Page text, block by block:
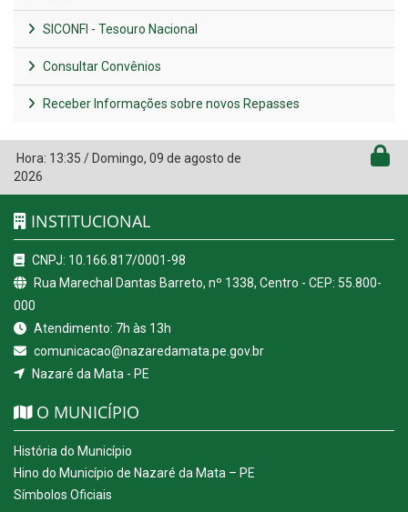
SICONFI - Tesouro Nacional
Consultar Convênios
Receber Informações sobre novos Repasses
Hora: 13:35 / Domingo, 09 de agosto de
2026
INSTITUCIONAL
CNPJ: 10.166.817/0001-98
Rua Marechal Dantas Barreto, nº 1338, Centro - CEP: 55.800-
000
Atendimento: 7h às 13h
comunicacao@nazaredamata.pe.gov.br
Nazaré da Mata - PE
O MUNICÍPIO
História do Município
Hino do Município de Nazaré da Mata – PE
Símbolos Oficiais